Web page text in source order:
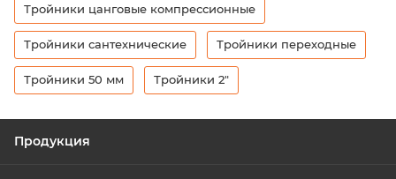
Тройники цанговые компрессионные
Тройники сантехнические Тройники переходные
Тройники 50 мм Тройники 2"
Продукция